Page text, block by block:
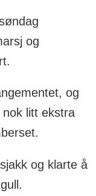
og
og
litt ekstra
og klarte å